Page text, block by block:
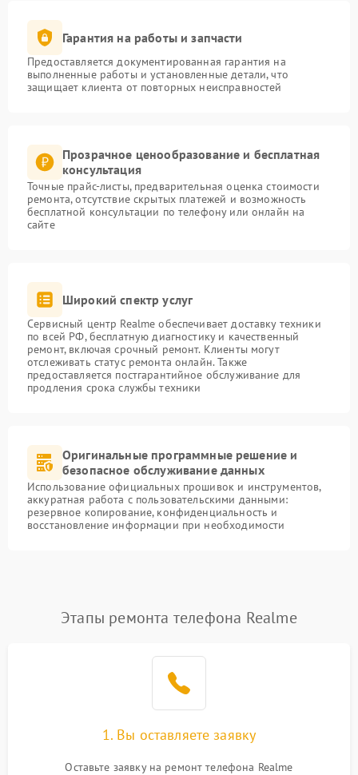
Гарантия на работы и запчасти
Предоставляется документированная гарантия на
выполненные работы и установленные детали, что
защищает клиента от повторных неисправностей
Прозрачное ценообразование и бесплатная
консультация
Точные прайс-листы, предварительная оценка стоимости
ремонта, отсутствие скрытых платежей и возможность
бесплатной консультации по телефону или онлайн на
сайте
Широкий спектр услуг
Сервисный центр Realme обеспечивает доставку техники
по всей РФ, бесплатную диагностику и качественный
ремонт, включая срочный ремонт. Клиенты могут
отслеживать статус ремонта онлайн. Также
предоставляется постгарантийное обслуживание для
продления срока службы техники
Оригинальные программные решение и
безопасное обслуживание данных
Использование официальных прошивок и инструментов,
аккуратная работа с пользовательскими данными:
резервное копирование, конфиденциальность и
восстановление информации при необходимости
Этапы ремонта телефона Realme
1. Вы оставляете заявку
Оставьте заявку на ремонт телефона Realme